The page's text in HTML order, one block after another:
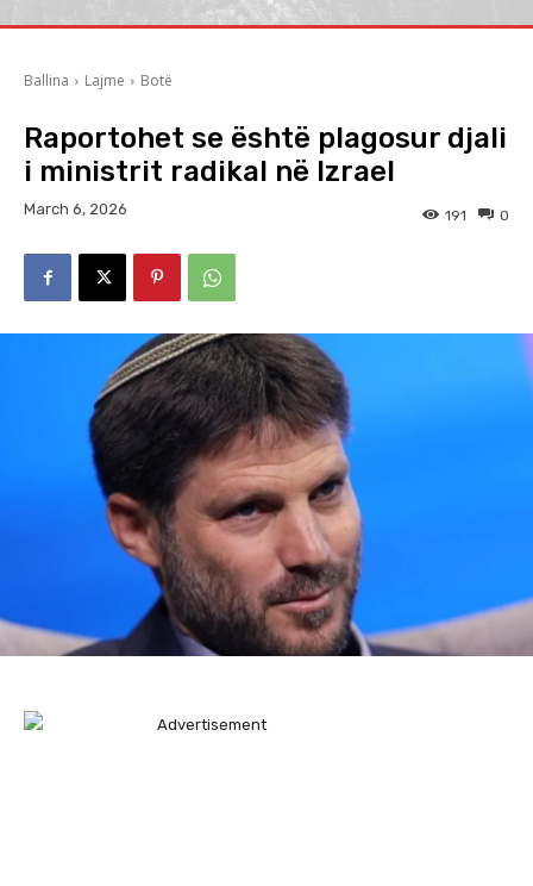
Ballina Lajme Botë
Raportohet se është plagosur djali
i ministrit radikal në Izrael
March 6, 2026 0
191